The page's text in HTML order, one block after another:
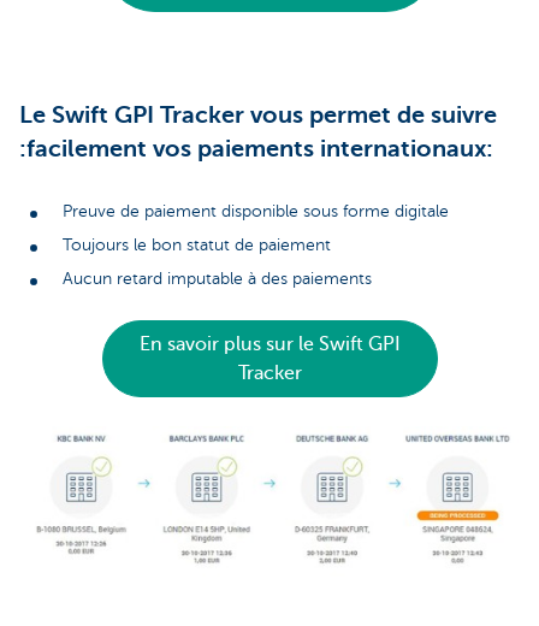
Le Swift GPI Tracker vous permet de suivre
:facilement vos paiements internationaux:
Preuve de paiement disponible sous forme digitale
Toujours le bon statut de paiement
Aucun retard imputable à des paiements
En savoir plus sur le Swift GPI
Tracker